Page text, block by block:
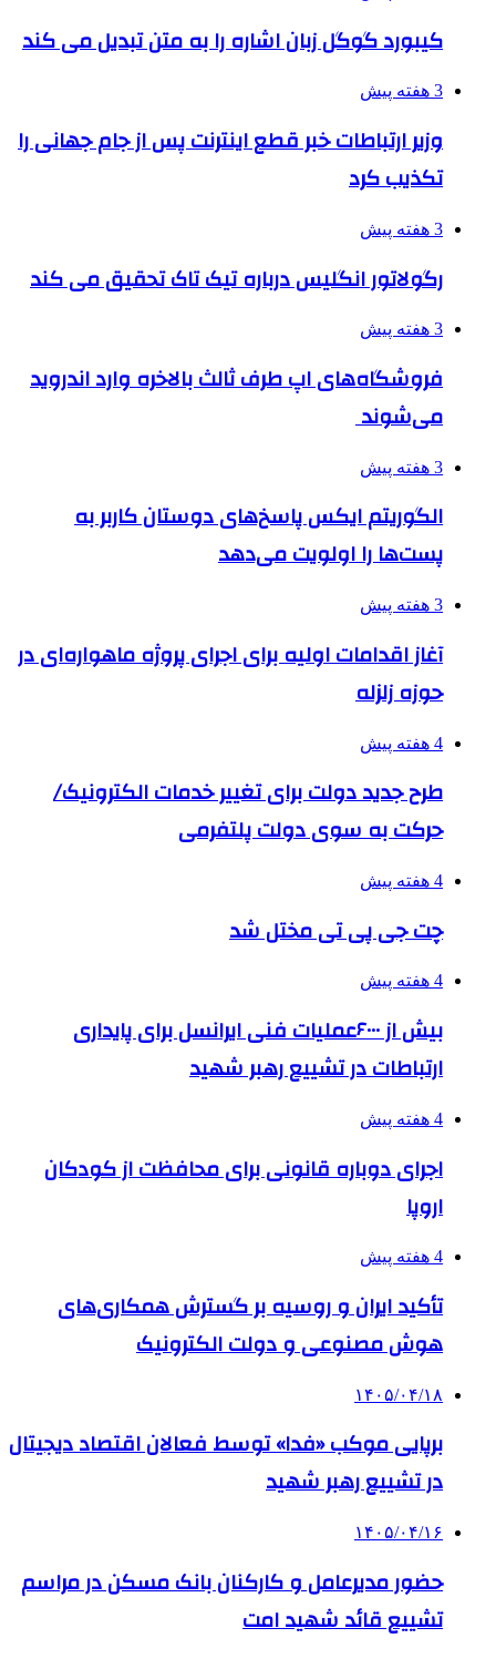
کیبورد گوگل زبان اشاره را به متن تبدیل می کند
3 هفته پیش
وزیر ارتباطات خبر قطع اینترنت پس از جام جهانی را
تکذیب کرد
3 هفته پیش
رگولاتور انگلیس درباره تیک تاک تحقیق می کند
3 هفته پیش
فروشگاه‌های اپ طرف ثالث بالاخره وارد اندروید
می‌شوند
3 هفته پیش
الگوریتم ایکس پاسخ‌های دوستان کاربر به
پست‌ها را اولویت می‌دهد
3 هفته پیش
آغاز اقدامات اولیه برای اجرای پروژه ماهواره‌ای در
حوزه زلزله
4 هفته پیش
طرح جدید دولت برای تغییر خدمات الکترونیک/
حرکت به سوی دولت پلتفرمی
4 هفته پیش
چت جی پی تی مختل شد
4 هفته پیش
بیش از ۶۰۰۰عملیات فنی ایرانسل برای پایداری
ارتباطات در تشییع رهبر شهید
4 هفته پیش
اجرای دوباره قانونی برای محافظت از کودکان
اروپا
4 هفته پیش
تأکید ایران و روسیه بر گسترش همکاری‌های
هوش مصنوعی و دولت الکترونیک
۱۴۰۵/۰۴/۱۸
برپایی موکب «فدا» توسط فعالان اقتصاد دیجیتال
در تشییع رهبر شهید
۱۴۰۵/۰۴/۱۶
حضور مدیرعامل و کارکنان بانک مسکن در مراسم
تشییع قائد شهید امت